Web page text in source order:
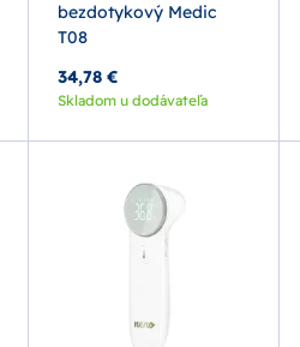
bezdotykový Medic
T08
34,78 €
Skladom u dodávateľa